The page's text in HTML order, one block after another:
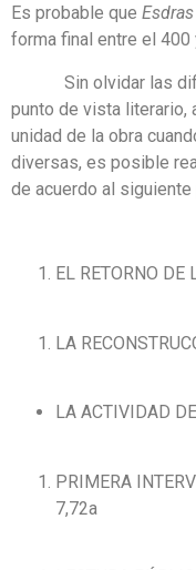
Es probable que Esdras
forma final entre el 400
Sin olvidar las
punto de vista literario,
unidad de la obra
diversas, es posible
de acuerdo al siguiente
EL RETORNO
LA
LA
PRIMERA
7,72a